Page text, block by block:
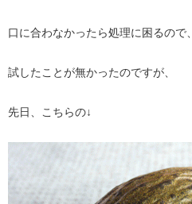
口に合わなかったら処理に困るので、
試したことが無かったのですが、
先日、こちらの↓